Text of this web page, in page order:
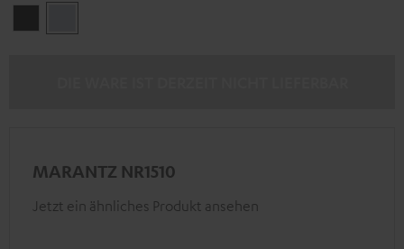
MARANTZ NR1510
Jetzt ein ähnliches Produkt ansehen